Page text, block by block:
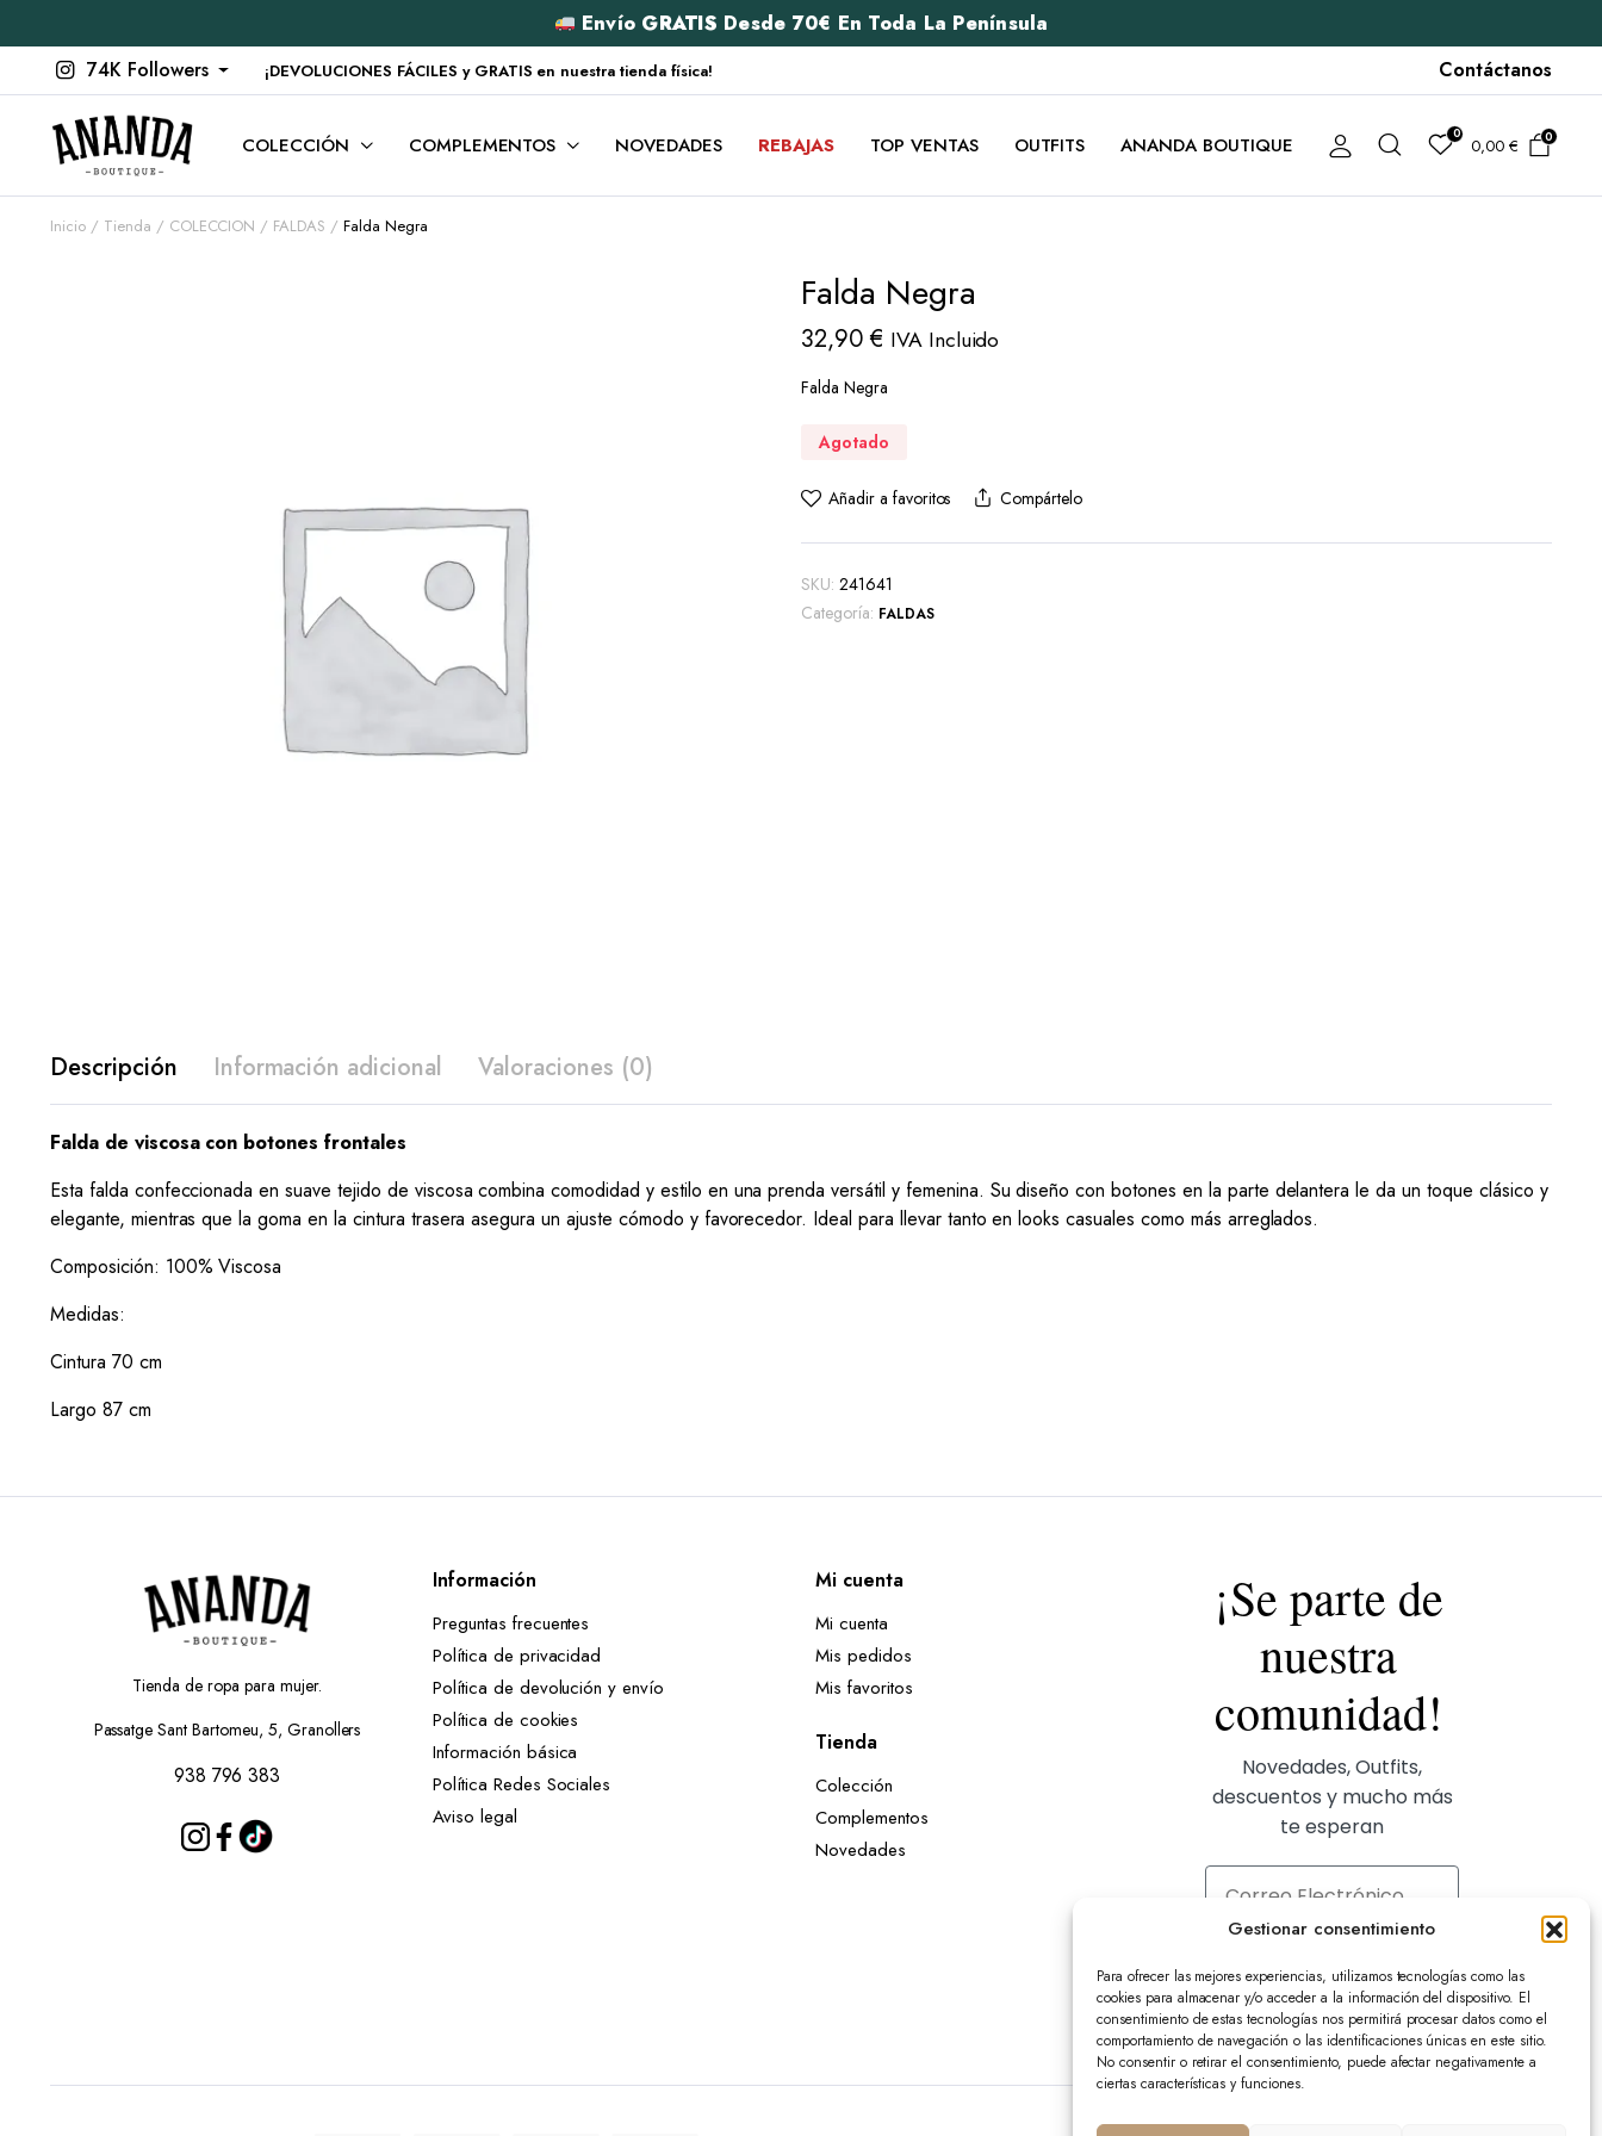
Gestionar consentimiento
Para ofrecer las mejores experiencias, utilizamos tecnologías como las
cookies para almacenar y/o acceder a la información del dispositivo. El
consentimiento de estas tecnologías nos permitirá procesar datos como el
comportamiento de navegación o las identificaciones únicas en este sitio.
No consentir o retirar el consentimiento, puede afectar negativamente a
ciertas características y funciones.
Envío GRATIS Desde 70€ En Toda La Península
74K Followers
¡DEVOLUCIONES FÁCILES y GRATIS en nuestra tienda física! Contáctanos
COLECCIÓN COMPLEMENTOS NOVEDADES REBAJAS TOP VENTAS OUTFITS ANANDA BOUTIQUE 0
0,00€ 0
Inicio Tienda COLECCION FALDAS Falda Negra
Falda Negra
32,90€ IVA Incluido
Falda Negra
Agotado
Añadir a favoritos Compártelo
SKU: 241641
Categoría: FALDAS
Descripción Información adicional Valoraciones (0)
Falda de viscosa con botones frontales
Esta falda confeccionada en suave tejido de viscosa combina comodidad y estilo en una prenda versátil y femenina. Su diseño con botones en la parte delantera le da un toque clásico y
elegante, mientras que la goma en la cintura trasera asegura un ajuste cómodo y favorecedor. Ideal para llevar tanto en looks casuales como más arreglados.
Composición: 100% Viscosa
Medidas:
Cintura 70 cm
Largo 87 cm
Tienda de ropa para mujer.
Passatge Sant Bartomeu, 5, Granollers
938 796 383
Información
Preguntas frecuentes
Política de privacidad
Política de devolución y envío
Política de cookies
Información básica
Política Redes Sociales
Aviso legal
Mi cuenta
Mi cuenta
Mis pedidos
Mis favoritos
Tienda
Colección
Complementos
Novedades
¡Se parte de
nuestra
comunidad!
Novedades, Outfits,
descuentos y mucho más
te esperan
Correo Electrónico
Suscríbete aquí